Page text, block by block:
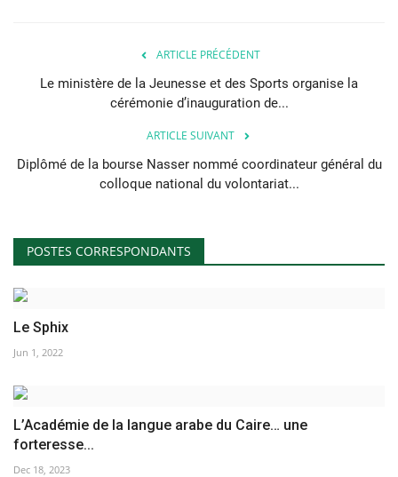
ARTICLE PRÉCÉDENT
Le ministère de la Jeunesse et des Sports organise la
cérémonie d’inauguration de...
ARTICLE SUIVANT
Diplômé de la bourse Nasser nommé coordinateur général du
colloque national du volontariat...
POSTES CORRESPONDANTS
Le Sphix
Jun 1, 2022
L’Académie de la langue arabe du Caire… une
forteresse...
Dec 18, 2023